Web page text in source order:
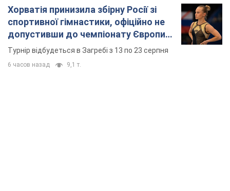
Хорватія принизила збірну Росії зі
спортивної гімнастики, офіційно не
допустивши до чемпіонату Європи
основних спортсменів
Турнір відбудеться в Загребі з 13 по 23 серпня
6 часов назад 9,1 т.